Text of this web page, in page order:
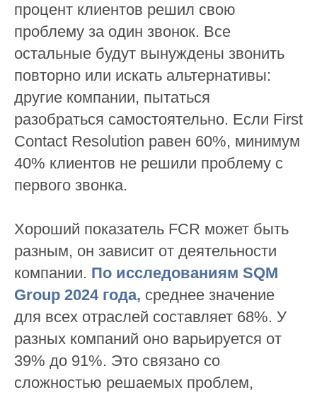
процент клиентов решил свою
проблему за один звонок. Все
остальные будут вынуждены звонить
повторно или искать альтернативы:
другие компании, пытаться
разобраться самостоятельно. Если First
Contact Resolution равен 60%, минимум
40% клиентов не решили проблему с
первого звонка.
Хороший показатель FCR может быть
разным, он зависит от деятельности
компании. По исследованиям SQM
Group 2024 года, среднее значение
для всех отраслей составляет 68%. У
разных компаний оно варьируется от
39% до 91%. Это связано со
сложностью решаемых проблем,